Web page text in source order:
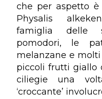
che per aspetto
Physalis
famiglia delle
pomodori, le
melanzane e
piccoli frutti giallo
ciliegie una
‘croccante’